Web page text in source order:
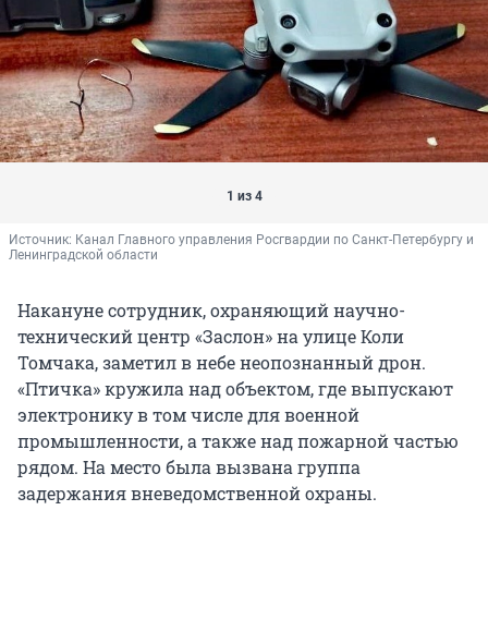
1 из 4
Источник: Канал Главного управления Росгвардии по Санкт-Петербургу и
Ленинградской области
Накануне сотрудник, охраняющий научно-
технический центр «Заслон» на улице Коли
Томчака, заметил в небе неопознанный дрон.
«Птичка» кружила над объектом, где выпускают
электронику в том числе для военной
промышленности, а также над пожарной частью
рядом. На место была вызвана группа
задержания вневедомственной охраны.